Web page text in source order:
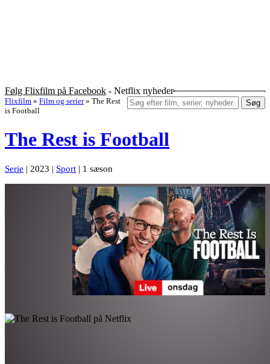
Følg Flixfilm på Facebook - Netflix nyheder
Søg
Flixfilm » Film og serier » The Rest
is Football
The Rest is Football
Serie | 2023 | Sport | 1 sæson